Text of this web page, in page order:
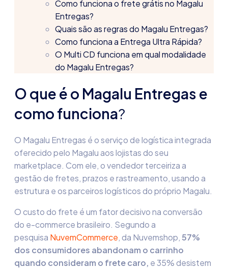
Como funciona o frete grátis no Magalu
Entregas?
Quais são as regras do Magalu Entregas?
Como funciona a Entrega Ultra Rápida?
O Multi CD funciona em qual modalidade
do Magalu Entregas?
O que é o Magalu Entregas e
como funciona?
O Magalu Entregas é o serviço de logística integrada
oferecido pelo Magalu aos lojistas do seu
marketplace. Com ele, o vendedor terceiriza a
gestão de fretes, prazos e rastreamento, usando a
estrutura e os parceiros logísticos do próprio Magalu.
O custo do frete é um fator decisivo na conversão
do e-commerce brasileiro. Segundo a
pesquisa NuvemCommerce, da Nuvemshop,57%
dos consumidores abandonam o carrinho
quando consideram o frete caro, e 35% desistem